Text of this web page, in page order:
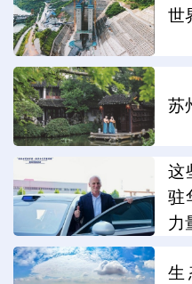
世
苏
这
驻
力
生